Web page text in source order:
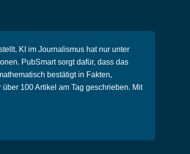
KI im Journalismus hat nur unter
PubSmart sorgt dafür, dass das
bestätigt in Fakten,
100 Artikel am Tag geschrieben. Mit